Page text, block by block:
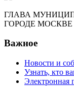
ГЛАВА
ГОРОДЕ МОСКВЕ
Важное
Новости и
Узнать, кто
Электронная